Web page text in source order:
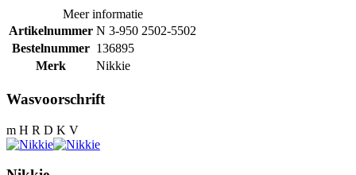
Meer informatie
Artikelnummer N 3-950 2502-5502
Bestelnummer 136895
Merk
Nikkie
Wasvoorschrift
m H R D K V